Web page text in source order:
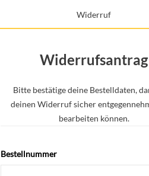
Widerruf
Widerrufsantrag
Bitte bestätige deine Bestelldaten,
deinen Widerruf sicher
bearbeiten können.
Bestellnummer